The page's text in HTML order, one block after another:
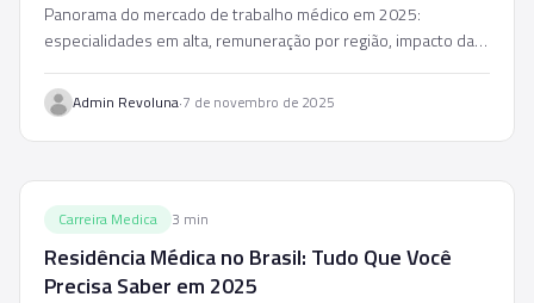
Panorama do mercado de trabalho médico em 2025:
especialidades em alta, remuneração por região, impacto da
Admin Revoluna·7 de novembro de 2025
Carreira Medica 3 min
Residência Médica no Brasil: Tudo Que Você
Precisa Saber em 2025